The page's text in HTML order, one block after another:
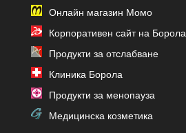
Онлайн магазин Момо
Корпоративен сайт на Борола
Продукти за отслабване
Клиника Борола
Продукти за менопауза
Медицинска козметика